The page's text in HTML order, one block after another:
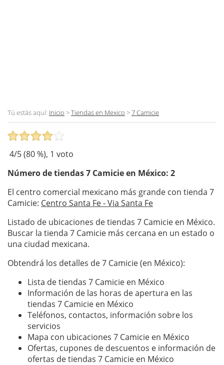
Tú estás aquí: Inicio >Tiendas en Mexico >7 Camicie
4/5 (80%), 1 voto
Número de tiendas7 Camicieen México: 2
El centro comercial mexicano más grande con tienda 7
Camicie: Centro Santa Fe - Via Santa Fe
Listado de ubicaciones de tiendas 7 Camicie en México.
Buscar la tienda 7 Camicie más cercana en un estado o
una ciudad mexicana.
Obtendrá los detalles de 7 Camicie (en México):
Lista de tiendas 7 Camicie en México
Información de las horas de apertura en las
tiendas 7 Camicie en México
Teléfonos, contactos, información sobre los
servicios
Mapa con ubicaciones 7 Camicie en México
Ofertas, cupones de descuentos e información de
ofertas de tiendas 7 Camicie en México